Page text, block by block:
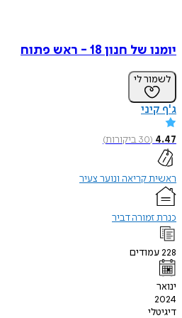
יומנו של חנון 18 - ראש פתוח
לשמור לי
ג'ף קיני
4.47
(
30ביקורות)
ראשית קריאה ונוער צעיר
כנרת זמורה דביר
228עמודים
ינואר
2024
דיגיטלי